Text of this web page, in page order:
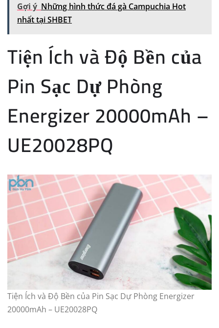
Gợi ý Những hình thức đá gà Campuchia Hot
nhất tại SHBET
Tiện Ích và Độ Bền của
Pin Sạc Dự Phòng
Energizer 20000mAh –
UE20028PQ
Tiện Ích và Độ Bền của Pin Sạc Dự Phòng Energizer
20000mAh – UE20028PQ